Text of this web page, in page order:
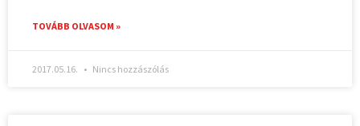
TOVÁBB OLVASOM »
2017.05.16. Nincs hozzászólás